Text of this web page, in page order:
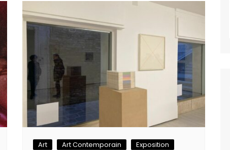
Art Art Contemporain Exposition